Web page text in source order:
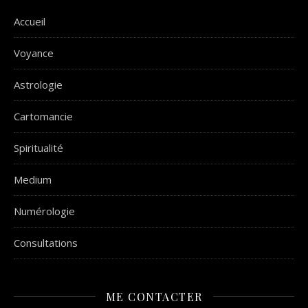
Accueil
Voyance
Astrologie
Cartomancie
Spiritualité
Medium
Numérologie
Consultations
ME CONTACTER